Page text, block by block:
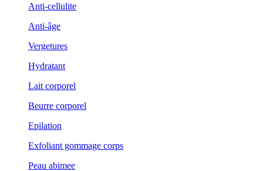
Anti-cellulite
Anti-âge
Vergetures
Hydratant
Lait corporel
Beurre corporel
Epilation
Exfoliant gommage corps
Peau abimee